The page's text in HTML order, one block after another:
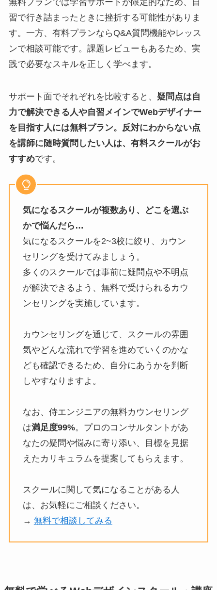
習で行き詰まったときに挫折する可能性がありま
す。一方、有料プランならQ&A質問機能やレッス
ンで相談可能です。課題レビューもあるため、実
践で必要なスキルを正しく学べます。
サポート面でそれぞれを比較すると、 疑問点は自
力で解決できる人や自習メインでWebデザイナー
を目指す人には無料プラン。反対にわからない点
を講師に随時質問したい人は、有料スクールがお
すすめです。
気になるスクールが複数あり、どこを選ぶ
かで悩んだら…
気になるスクールを2~3校に絞り、カウン
セリングを受けてみましょう。
多くのスクールでは事前に疑問点や不明点
が解決できるよう、無料で受けられるカウ
ンセリングを実施しています。
カウンセリングを通じて、スクールの雰囲
気やどんな流れで学習を進めていくのかな
ども確認できるため、自分にあうかを判断
しやすなりますよ。
なお、侍エンジニアの無料カウンセリング
は満足度99%。プロのコンサルタントがあ
なたの疑問や悩みに寄り添い、目標を見据
えたカリキュラムを提案してもらえます。
スクールに関して気になることがある人
は、お気軽にご相談ください。
→ 無料で相談してみる